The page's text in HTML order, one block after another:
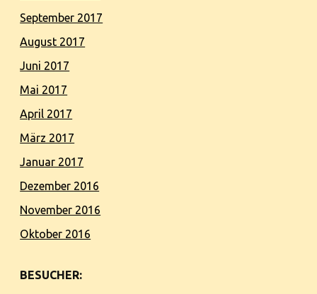
September 2017
August 2017
Juni 2017
Mai 2017
April 2017
März 2017
Januar 2017
Dezember 2016
November 2016
Oktober 2016
BESUCHER: